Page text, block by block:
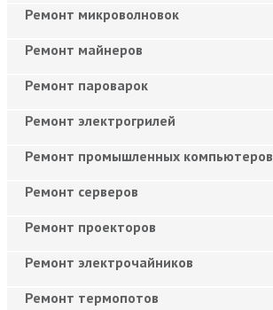
Ремонт микроволновок
Ремонт майнеров
Ремонт пароварок
Ремонт электрогрилей
Ремонт промышленных компьютеров
Ремонт серверов
Ремонт проекторов
Ремонт электрочайников
Ремонт термопотов